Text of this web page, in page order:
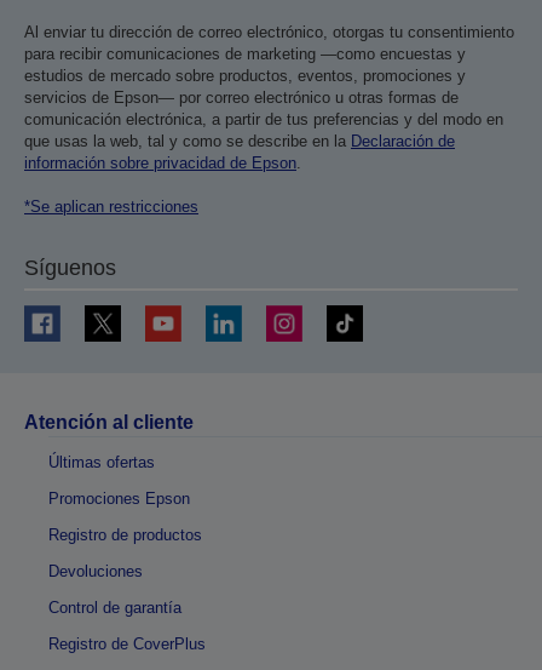
Al enviar tu dirección de correo electrónico, otorgas tu consentimiento
para recibir comunicaciones de marketing —como encuestas y
estudios de mercado sobre productos, eventos, promociones y
servicios de Epson— por correo electrónico u otras formas de
comunicación electrónica, a partir de tus preferencias y del modo en
que usas la web, tal y como se describe en la Declaración de
información sobre privacidad de Epson.
*Se aplican restricciones
Síguenos
Atención al cliente
Últimas ofertas
Promociones Epson
Registro de productos
Devoluciones
Control de garantía
Registro de CoverPlus